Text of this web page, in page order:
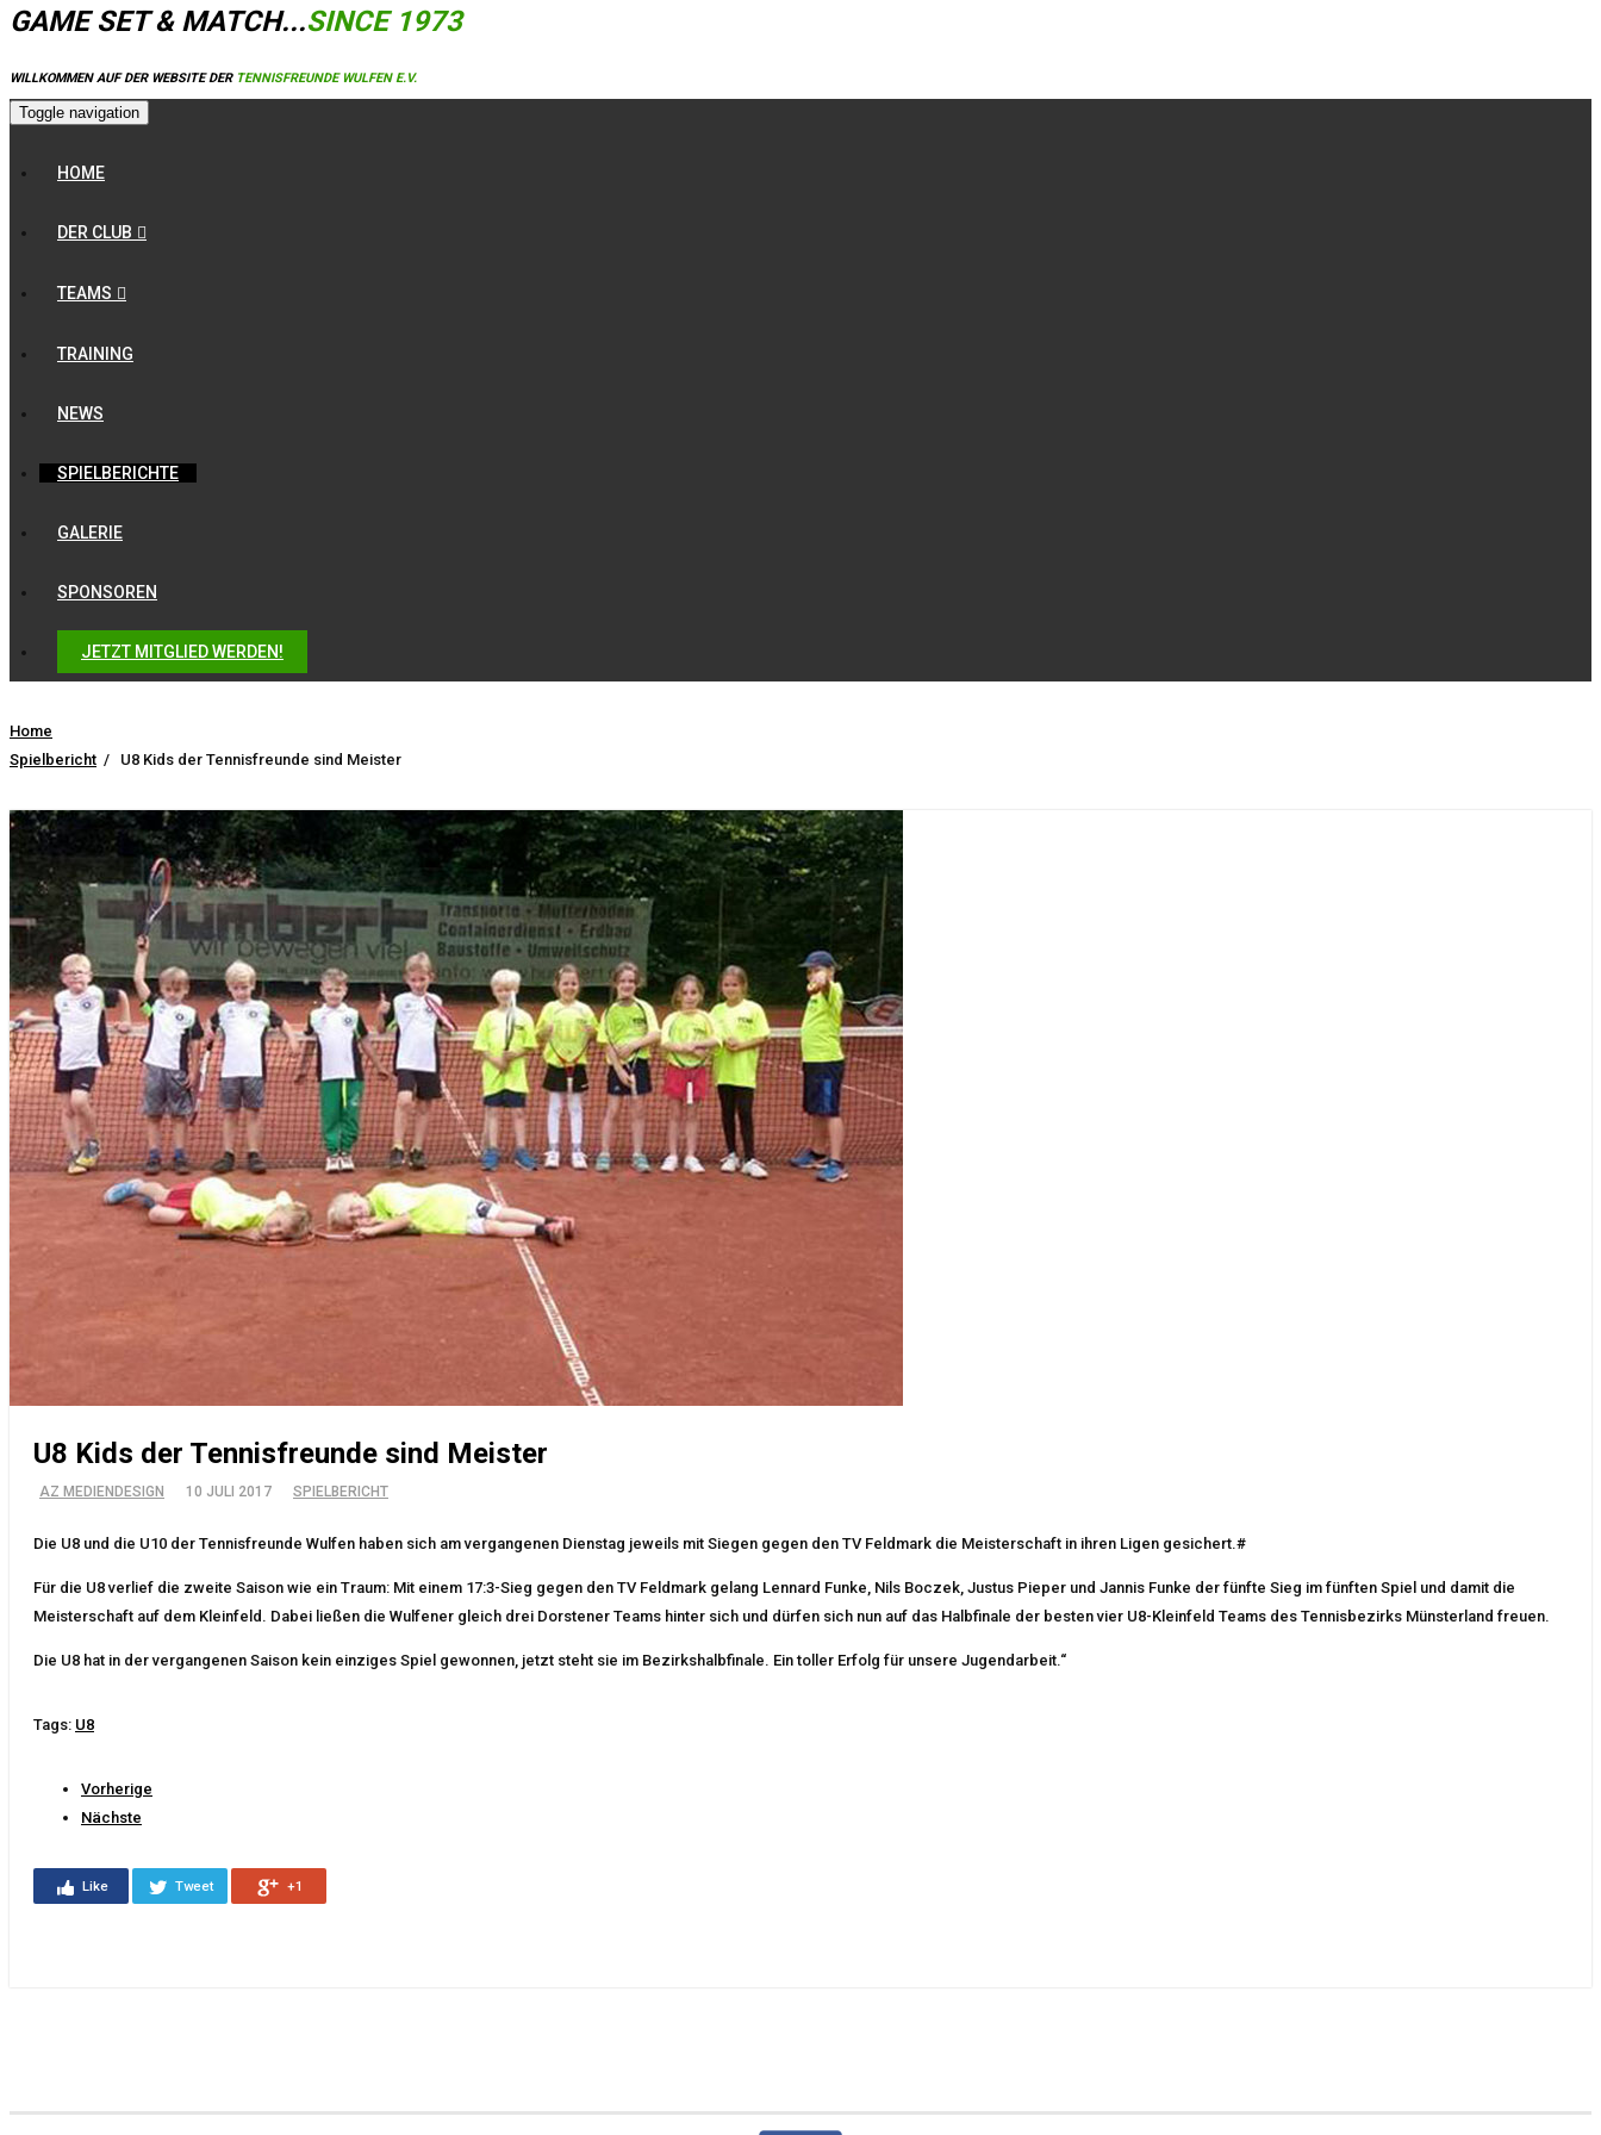
GAME SET & MATCH...SINCE 1973
WILLKOMMEN AUF DER WEBSITE DER TENNISFREUNDE WULFEN E.V.
Toggle navigation
HOME
DER CLUB
TEAMS
TRAINING
NEWS
SPIELBERICHTE
GALERIE
SPONSOREN
JETZT MITGLIED WERDEN!
Home
Spielbericht / U8 Kids der Tennisfreunde sind Meister
U8 Kids der Tennisfreunde sind Meister
AZ MEDIENDESIGN 10 JULI 2017 SPIELBERICHT
Die U8 und die U10 der Tennisfreunde Wulfen haben sich am vergangenen Dienstag jeweils mit Siegen gegen den TV Feldmark die Meisterschaft in ihren Ligen gesichert.#
Für die U8 verlief die zweite Saison wie ein Traum: Mit einem 17:3-Sieg gegen den TV Feldmark gelang Lennard Funke, Nils Boczek, Justus Pieper und Jannis Funke der fünfte Sieg im fünften Spiel und damit die
Meisterschaft auf dem Kleinfeld. Dabei ließen die Wulfener gleich drei Dorstener Teams hinter sich und dürfen sich nun auf das Halbfinale der besten vier U8-Kleinfeld Teams des Tennisbezirks Münsterland freuen.
Die U8 hat in der vergangenen Saison kein einziges Spiel gewonnen, jetzt steht sie im Bezirkshalbfinale. Ein toller Erfolg für unsere Jugendarbeit.“
Tags: U8
Vorherige
Nächste
Like Tweet +1